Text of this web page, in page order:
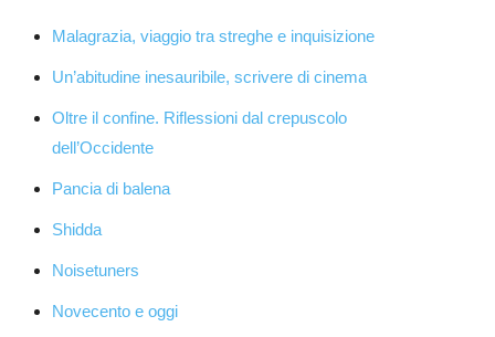
Malagrazia, viaggio tra streghe e inquisizione
Un’abitudine inesauribile, scrivere di cinema
Oltre il confine. Riflessioni dal crepuscolo
dell’Occidente
Pancia di balena
Shidda
Noisetuners
Novecento e oggi